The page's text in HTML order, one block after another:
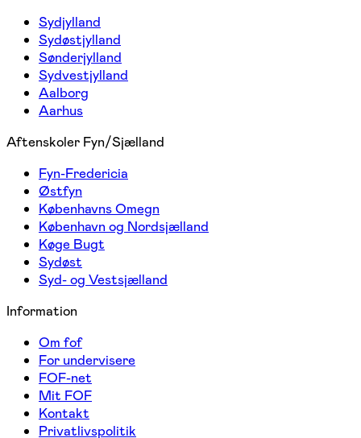
Sydjylland
Sydøstjylland
Sønderjylland
Sydvestjylland
Aalborg
Aarhus
Aftenskoler Fyn/Sjælland
Fyn-Fredericia
Østfyn
Københavns Omegn
København og Nordsjælland
Køge Bugt
Sydøst
Syd- og Vestsjælland
Information
Om fof
For undervisere
FOF-net
Mit FOF
Kontakt
Privatlivspolitik